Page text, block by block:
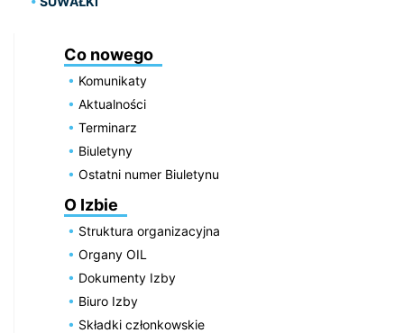
Co nowego
Komunikaty
Aktualności
Terminarz
Biuletyny
Ostatni numer Biuletynu
O Izbie
Struktura organizacyjna
Organy OIL
Dokumenty Izby
Biuro Izby
Składki członkowskie